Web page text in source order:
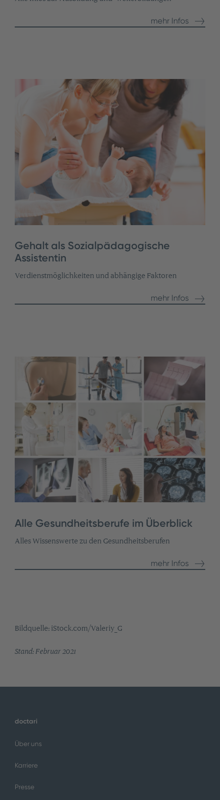
mehr Infos
Gehalt als Sozialpädagogische
Assistentin
Verdienstmöglichkeiten und abhängige Faktoren
mehr Infos
Alle Gesundheitsberufe im Überblick
Alles Wissenswerte zu den Gesundheitsberufen
mehr Infos
Bildquelle: iStock.com/Valeriy_G
Stand: Februar 2021
doctari
Über uns
Karriere
Presse